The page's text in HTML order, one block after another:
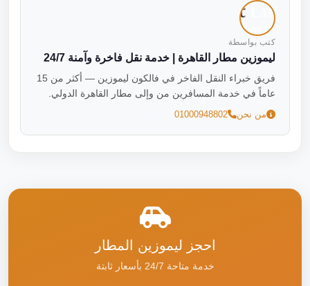
كتب بواسطة
ليموزين مطار القاهرة | خدمة نقل فاخرة وآمنة 24/7
فريق خبراء النقل الفاخر في فالكون ليموزين — أكثر من 15
عاماً في خدمة المسافرين من وإلى مطار القاهرة الدولي.
من نحن 01000948802
احجز ليموزين المطار
خدمة متاحة 24/7 بأسعار ثابتة